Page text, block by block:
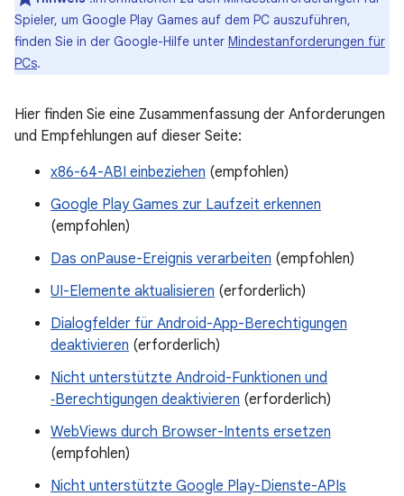
Spieler, um Google Play Games auf dem PC auszuführen,
finden Sie in der Google-Hilfe unter Mindestanforderungen für
PCs.
Hier finden Sie eine Zusammenfassung der Anforderungen
und Empfehlungen auf dieser Seite:
x86-64-ABI einbeziehen (empfohlen)
Google Play Games zur Laufzeit erkennen
(empfohlen)
Das onPause-Ereignis verarbeiten (empfohlen)
UI-Elemente aktualisieren (erforderlich)
Dialogfelder für Android-App-Berechtigungen
deaktivieren (erforderlich)
Nicht unterstützte Android-Funktionen und
‑Berechtigungen deaktivieren (erforderlich)
WebViews durch Browser-Intents ersetzen
(empfohlen)
Nicht unterstützte Google Play-Dienste-APIs